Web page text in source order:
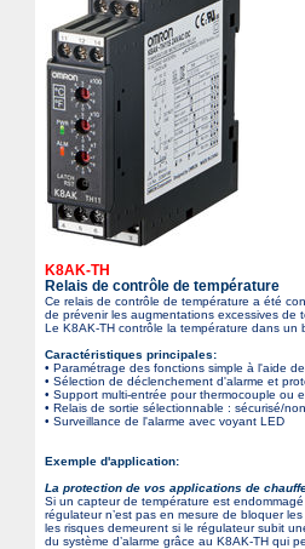
K8AK-TH
Relais de contrôle de température
Ce relais de contrôle de température a été
de prévenir les augmentations excessives de
Le K8AK-TH contrôle la température dans un
Caractéristiques principales:
• Paramétrage des fonctions simple à l'aide
• Sélection de déclenchement d'alarme et
• Support multi-entrée pour thermocouple ou
• Relais de sortie sélectionnable : sécurisé/
• Surveillance de l'alarme avec voyant LED
Exemple d'application:
La protection de vos applications de
Si un capteur de température est
régulateur n’est pas en mesure de bloquer
les risques demeurent si le régulateur subit
du système d’alarme grâce au K8AK-TH qui